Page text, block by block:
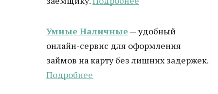
Умные Наличные— удобный
онлайн-сервис для оформления
займов на карту без лишних задержек.
Подробнее